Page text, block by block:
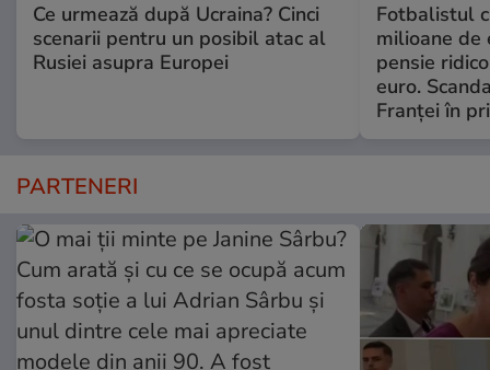
Ce urmează după Ucraina? Cinci
scenarii pentru un posibil atac al
Rusiei asupra Europei
Fotbalistul
milioane de
pensie
euro.
Franței în
PARTENERI